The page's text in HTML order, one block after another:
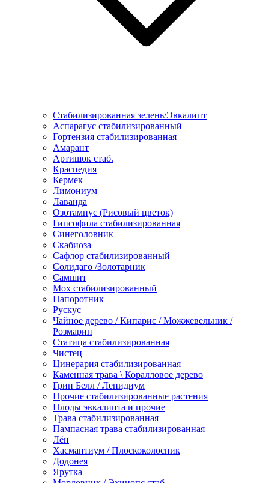
Стабилизированная зелень/Эвкалипт
Аспарагус стабилизированный
Гортензия стабилизированная
Амарант
Артишок стаб.
Краспедия
Кермек
Лимониум
Лаванда
Озотамнус (Рисовый цветок)
Гипсофила стабилизированная
Синеголовник
Скабиоза
Сафлор стабилизированный
Солидаго /Золотарник
Самшит
Мох стабилизированный
Папоротник
Рускус
Чайное дерево / Кипарис / Можжевельник /
Розмарин
Статица стабилизированная
Чистец
Цинерария стабилизированная
Каменная трава \ Коралловое дерево
Грин Белл / Лепидиум
Прочие стабилизированные растения
Плоды эвкалипта и прочие
Трава стабилизированная
Пампасная трава стабилизированная
Лён
Хасмантиум / Плоскоколосник
Додонея
Ярутка